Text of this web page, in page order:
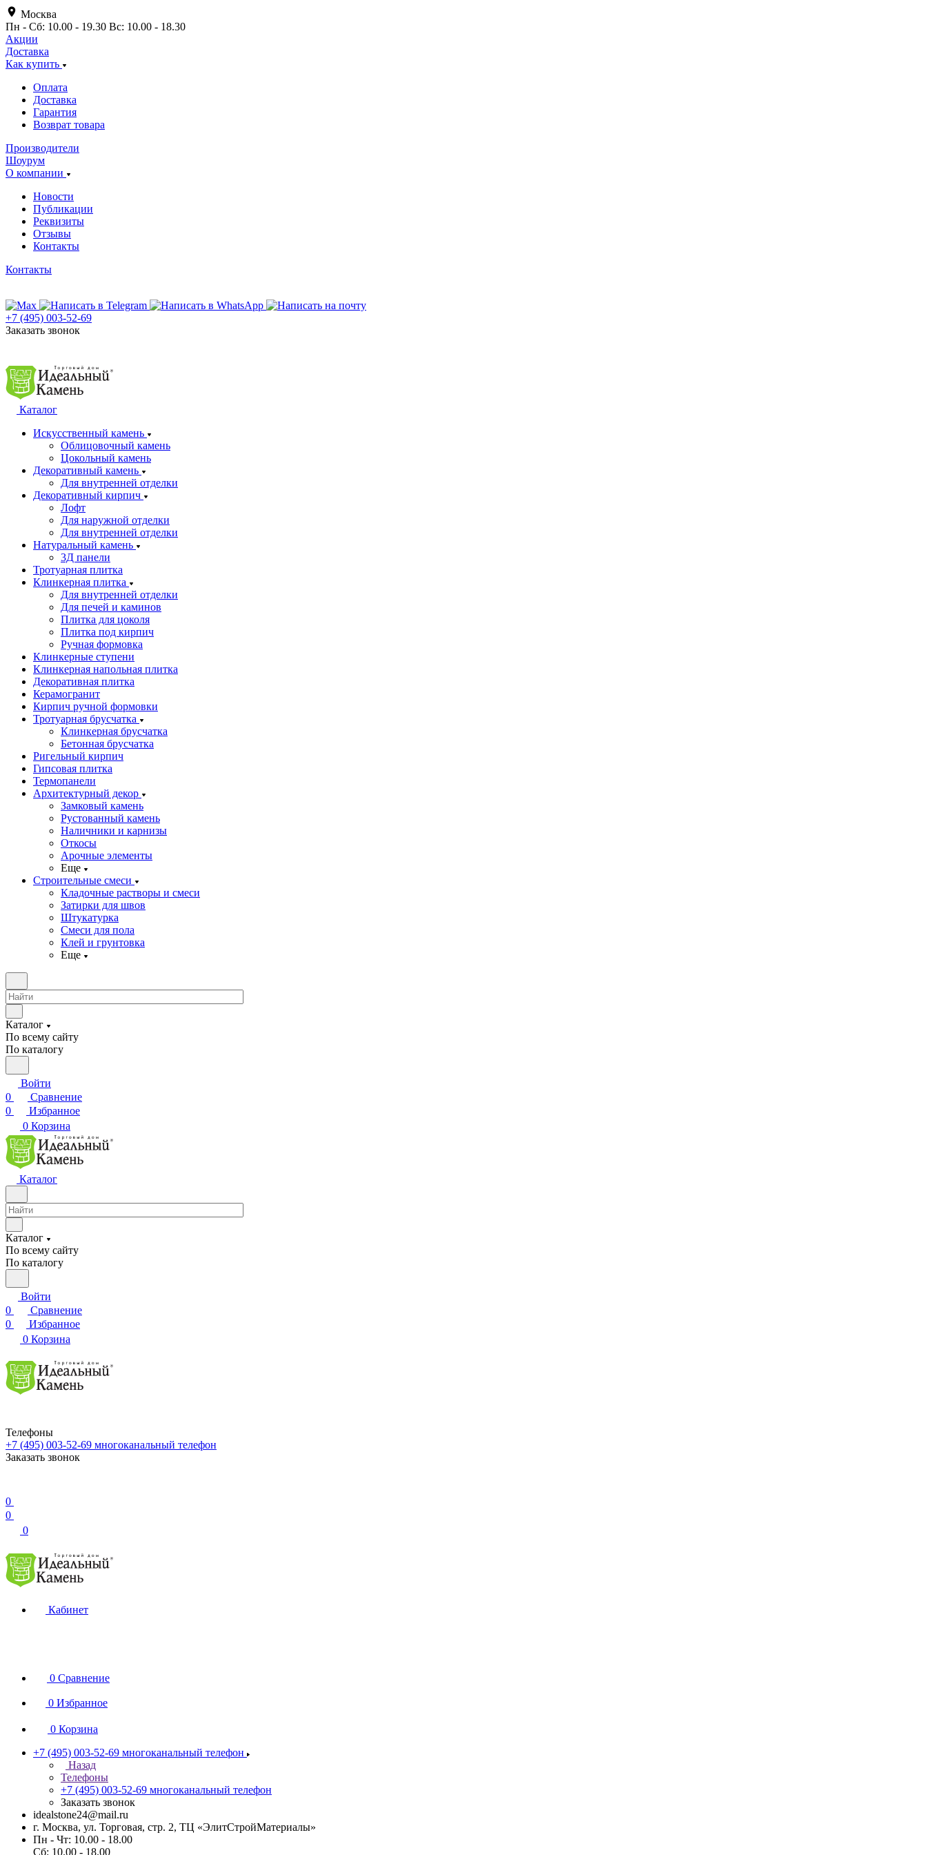
Москва
Пн - Сб: 10.00 - 19.30 Вс: 10.00 - 18.30
Акции
Доставка
Как купить
Оплата
Доставка
Гарантия
Возврат товара
Производители
Шоурум
О компании
Новости
Публикации
Реквизиты
Отзывы
Контакты
Контакты
+7 (495) 003-52-69
Заказать звонок
Каталог
Искусственный камень
Облицовочный камень
Цокольный камень
Декоративный камень
Для внутренней отделки
Декоративный кирпич
Лофт
Для наружной отделки
Для внутренней отделки
Натуральный камень
3Д панели
Тротуарная плитка
Клинкерная плитка
Для внутренней отделки
Для печей и каминов
Плитка для цоколя
Плитка под кирпич
Ручная формовка
Клинкерные ступени
Клинкерная напольная плитка
Декоративная плитка
Керамогранит
Кирпич ручной формовки
Тротуарная брусчатка
Клинкерная брусчатка
Бетонная брусчатка
Ригельный кирпич
Гипсовая плитка
Термопанели
Архитектурный декор
Замковый камень
Рустованный камень
Наличники и карнизы
Откосы
Арочные элементы
Еще
Строительные смеси
Кладочные растворы и смеси
Затирки для швов
Штукатурка
Смеси для пола
Клей и грунтовка
Еще
Каталог
По всему сайту
По каталогу
Войти
0
Сравнение
0
Избранное
0 Корзина
Каталог
Каталог
По всему сайту
По каталогу
Войти
0
Сравнение
0
Избранное
0 Корзина
Телефоны
+7 (495) 003-52-69 многоканальный телефон
Заказать звонок
0
0
0
Кабинет
0 Сравнение
0 Избранное
0 Корзина
+7 (495) 003-52-69 многоканальный телефон
Назад
Телефоны
+7 (495) 003-52-69 многоканальный телефон
Заказать звонок
idealstone24@mail.ru
г. Москва, ул. Торговая, стр. 2, ТЦ «ЭлитСтройМатериалы»
Пн - Чт: 10.00 - 18.00
Сб: 10.00 - 18.00